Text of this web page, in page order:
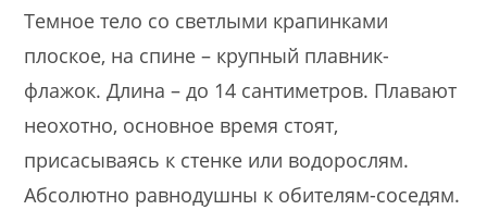
Темное тело со светлыми крапинками
плоское, на спине – крупный плавник-
флажок. Длина – до 14 сантиметров. Плавают
неохотно, основное время стоят,
присасываясь к стенке или водорослям.
Абсолютно равнодушны к обителям-соседям.